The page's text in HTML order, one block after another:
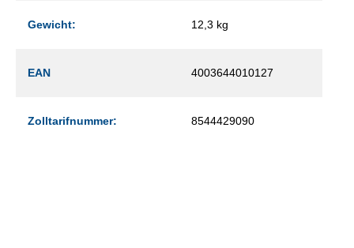
Gewicht: 12,3 kg
EAN 4003644010127
Zolltarifnummer: 8544429090